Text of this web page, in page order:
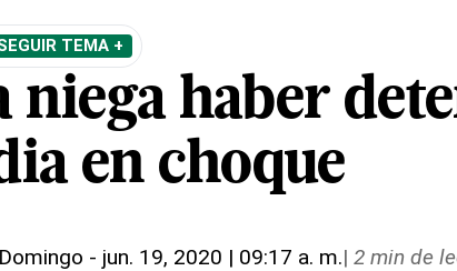
TEMA +
niega haber
en choque
- jun. 19, 2020 | 09:17 a. m.| 2 min de